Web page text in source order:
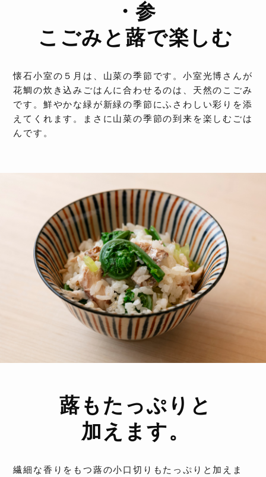
・参
こごみと蕗で楽しむ
懐石小室の５月は、山菜の季節です。小室光博さんが
花鯛の炊き込みごはんに合わせるのは、天然のこごみ
です。鮮やかな緑が新緑の季節にふさわしい彩りを添
えてくれます。まさに山菜の季節の到来を楽しむごは
んです。
蕗もたっぷりと
加えます。
繊細な香りをもつ蕗の小口切りもたっぷりと加えま